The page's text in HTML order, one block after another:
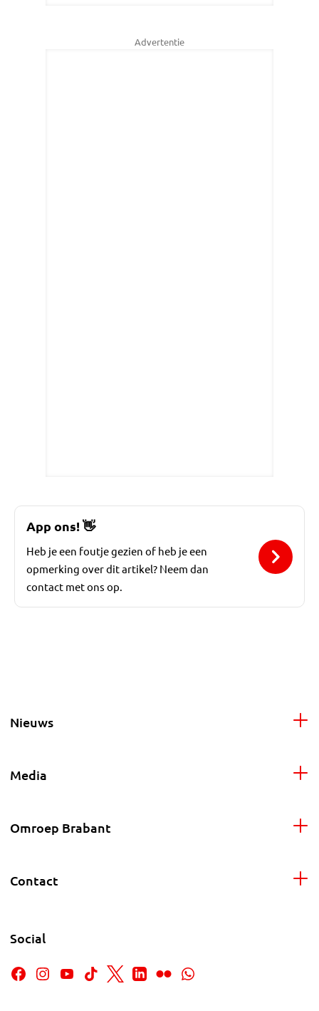
Advertentie
App ons!👋
Heb je een foutje gezien of heb je een
opmerking over dit artikel? Neem dan
contact met ons op.
Nieuws
Media
Omroep Brabant
Contact
Social